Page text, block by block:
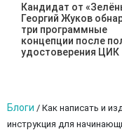
Блоги / Как написать и
инструкция для
Кандидат от
Георгий Жуков
три программные
концепции после
удостоверения ЦИК